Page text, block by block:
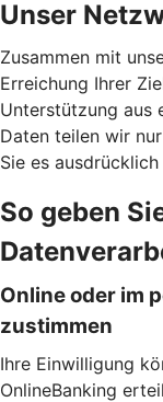
Unser
Zusammen mit
Erreichung Ihrer
Unterstützung aus
Daten teilen wir
Sie es
So geben
Online oder im
zustimmen
Ihre Einwilligung
OnlineBanking